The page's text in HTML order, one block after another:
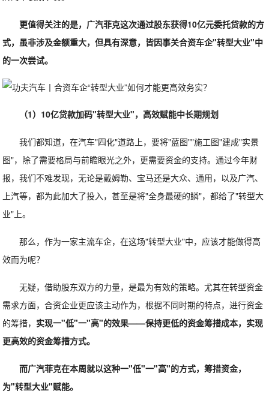
更值得关注的是，广汽菲克这次通过股东获得10亿元委托贷款的方
式，虽非涉及金额重大，但具有深意，皆因事关合资车企"转型大业"中
的一次尝试。
（1）10亿贷款加码"转型大业"，高效赋能中长期规划
我们都知道，在汽车"四化"道路上，要将"蓝图""施工图"建成"实景
图"，除了需要格局与前瞻眼光之外，更需要资金的支持。通过今年财
报，我们不难发现，无论是戴姆勒、宝马还是大众、通用，以及广汽、
上汽等，都为此加大了投入，甚至是将"全身最硬的鳞"，都给了"转型大
业"上。
那么，作为一家主流车企，在这场"转型大业"中，应该才能做得高
效而为呢？
无疑，借助股东双方的力量，是最为有效的策略。尤其在转型资金
需求方面，合资企业更应该主动作为，根据不同时期的特点，进行资金
的筹措， 实现一"低"一"高"的效果——保持更低的资金筹措成本，实现
更高效的资金筹措方式。
而广汽菲克在本周就以这种一"低"一"高"的方式，筹措资金，
为"转型大业"赋能。